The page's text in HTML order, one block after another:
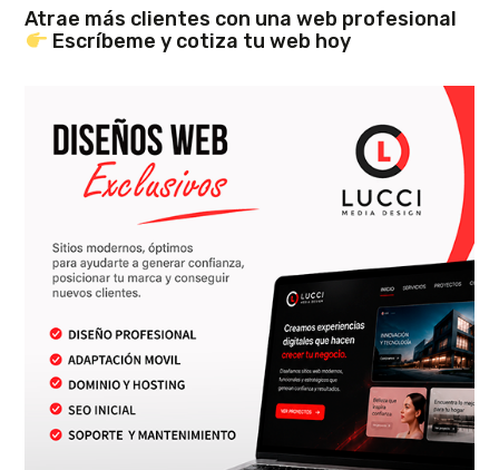
Atrae más clientes con una web profesional
Escríbeme y cotiza tu web hoy